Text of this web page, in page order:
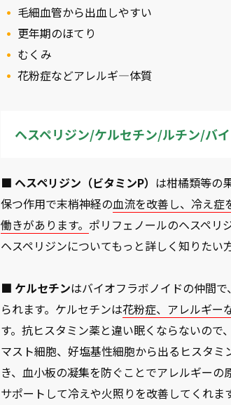
毛細血管から出血しやすい
更年期のほてり
むくみ
花粉症などアレルギ―体質
ヘスペリジン/ケルセチン/ルチン/バ
■ ヘスペリジン（ビタミンP） は柑橘類等の
保つ作用で末梢神経の血流を改善し、冷え症
働きがあります。 ポリフェノールのヘスペリ
ヘスペリジンについてもっと詳しく知りたい
■ ケルセチンはバイオフラボノイドの仲間
られます。ケルセチンは花粉症、アレルギー
す。抗ヒスタミン薬と違い眠くならないの
マスト細胞、好塩基性細胞から出るヒスタ
き、血小板の凝集を防ぐことでアレルギー
サポートして冷えや火照りを改善してくれます